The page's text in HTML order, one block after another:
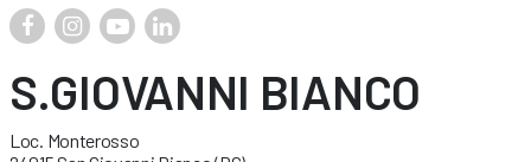
S.GIOVANNI BIANCO
Loc. Monterosso